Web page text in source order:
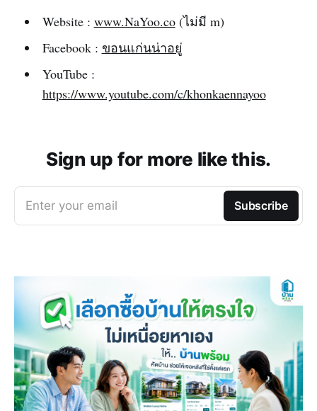
Website : www.NaYoo.co(ไม่มี m)‌‌
Facebook : ขอนแก่นน่าอยู่‌‌
YouTube :
https://www.youtube.com/c/khonkaennayoo
Sign up for more like this.
Enter your email Subscribe